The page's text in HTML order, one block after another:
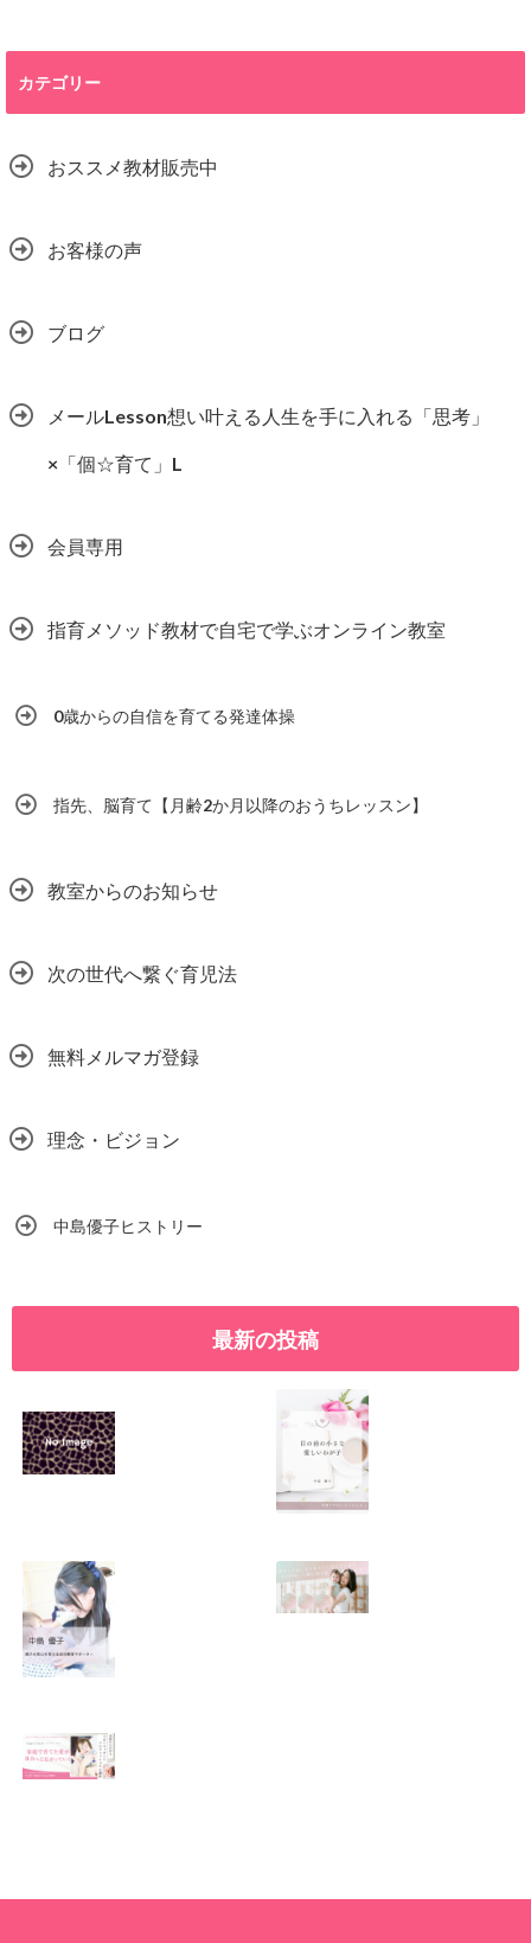
カテゴリー
おススメ教材販売中
お客様の声
ブログ
メールLesson想い叶える人生を手に入れる「思考」
×「個☆育て」L
会員専用
指育メソッド教材で自宅で学ぶオンライン教室
0歳からの自信を育てる発達体操
指先、脳育て【月齢2か月以降のおうちレッスン】
教室からのお知らせ
次の世代へ繋ぐ育児法
無料メルマガ登録
理念・ビジョン
中島優子ヒストリー
最新の投稿
2026.01.11 2026.01.08
りますように
2026.01.06